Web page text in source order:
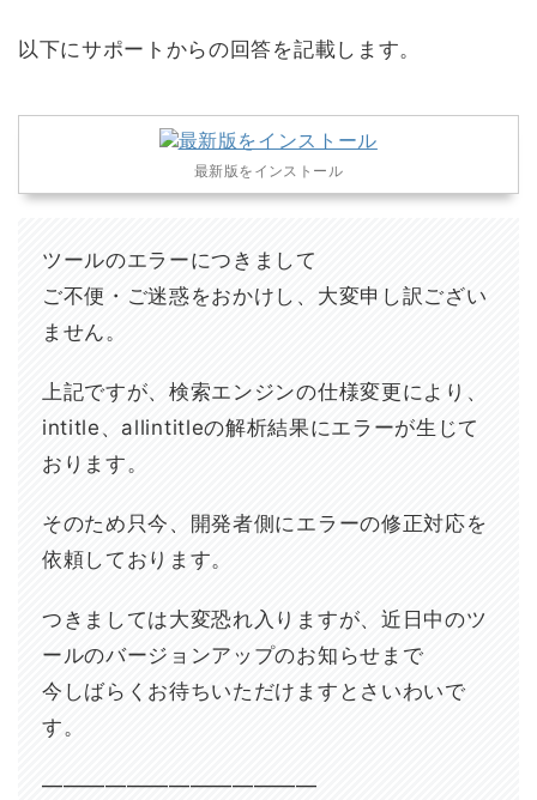
以下にサポートからの回答を記載します。
最新版をインストール
ツールのエラーにつきまして
ご不便・ご迷惑をおかけし、大変申し訳ござい
ません。
上記ですが、検索エンジンの仕様変更により、
intitle、allintitleの解析結果にエラーが生じて
おります。
そのため只今、開発者側にエラーの修正対応を
依頼しております。
つきましては大変恐れ入りますが、近日中のツ
ールのバージョンアップのお知らせまで
今しばらくお待ちいただけますとさいわいで
す。
━━━━━━━━━━━━━